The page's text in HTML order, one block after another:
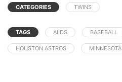
CATEGORIES TWINS
TAGS ALDS BASEBALL
HOUSTON ASTROS MINNESOTA